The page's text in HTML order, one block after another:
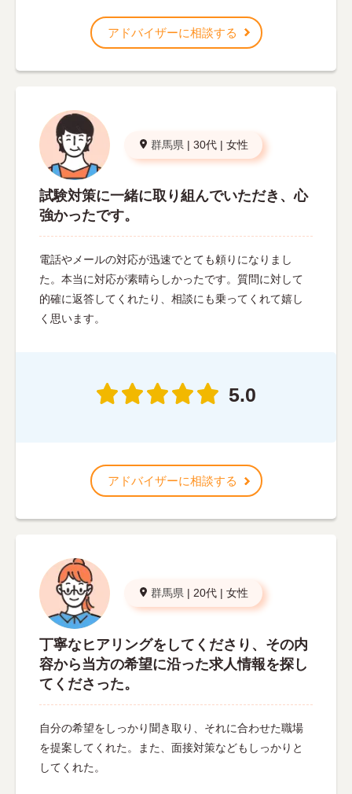
アドバイザーに相談する
群馬県 | 30代 | 女性
試験対策に一緒に取り組んでいただき、心
強かったです。
電話やメールの対応が迅速でとても頼りになりまし
た。本当に対応が素晴らしかったです。質問に対して
的確に返答してくれたり、相談にも乗ってくれて嬉し
く思います。
5.0
アドバイザーに相談する
群馬県 | 20代 | 女性
丁寧なヒアリングをしてくださり、その内
容から当方の希望に沿った求人情報を探し
てくださった。
自分の希望をしっかり聞き取り、それに合わせた職場
を提案してくれた。また、面接対策などもしっかりと
してくれた。